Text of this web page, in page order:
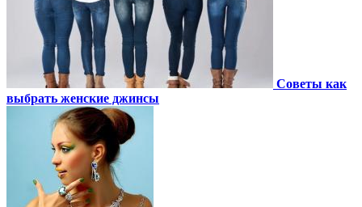
Советы как
выбрать женские джинсы